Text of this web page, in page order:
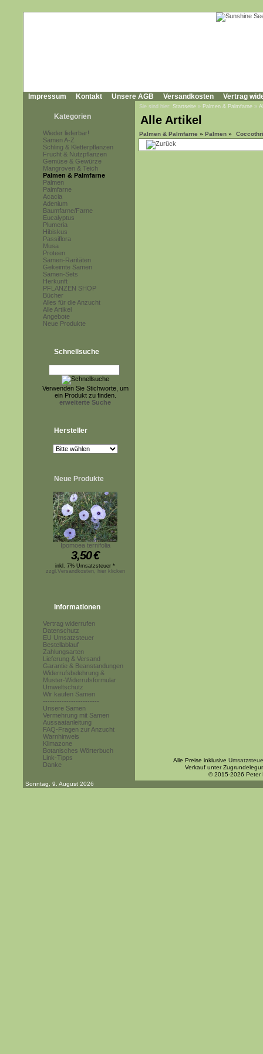
Impressum Kontakt Unsere AGB Versandkosten Vertrag
Kategorien
Wieder lieferbar!
Samen A-Z
Schling & Kletterpflanzen
Frucht & Nutzpflanzen
Gemüse & Gewürze
Mangroven & Teich
Palmen & Palmfarne
Palmen
Palmfarne
Acacia
Adenium
Baumfarne/Farne
Eucalyptus
Plumeria
Hibiskus
Passiflora
Musa
Proteen
Samen-Raritäten
Gekeimte Samen
Samen-Sets
Herkunft
PFLANZEN SHOP
Bücher
Alles für die Anzucht
Alle Artikel
Angebote
Neue Produkte
Schnellsuche
Verwenden Sie Stichworte, um
ein Produkt zu finden.
erweiterte Suche
Hersteller
Neue Produkte
Ipomoea ternifolia
3,50€
inkl. 7% Umsatzsteuer *
zzgl.Versandkosten, hier klicken
Informationen
Vertrag widerrufen
Datenschutz
EU Umsatzsteuer
Bestellablauf
Zahlungsarten
Lieferung & Versand
Garantie & Beanstandungen
Widerrufsbelehrung &
Muster-Widerrufsformular
Umweltschutz
Wir kaufen Samen
------------------------
Unsere Samen
Vermehrung mit Samen
Aussaatanleitung
FAQ-Fragen zur Anzucht
Warnhinweis
Klimazone
Botanisches Wörterbuch
Link-Tipps
Danke
Sie sind hier: Startseite » Palmen & Palmfarne »
Alle Artikel
Palmen & Palmfarne » Palmen »
Alle Preise inklusive
Verkauf unter
© 2015-2026 Peter
Sonntag, 9. August 2026